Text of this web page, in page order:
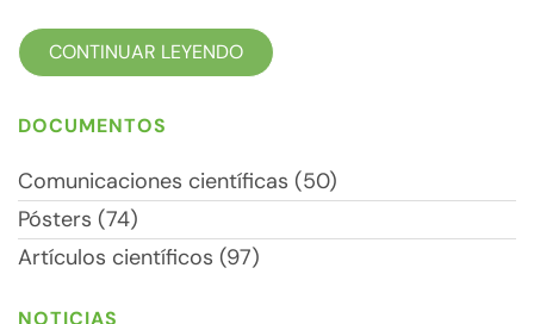
CONTINUAR LEYENDO
DOCUMENTOS
Comunicaciones científicas (50)
Pósters (74)
Artículos científicos (97)
NOTICIAS